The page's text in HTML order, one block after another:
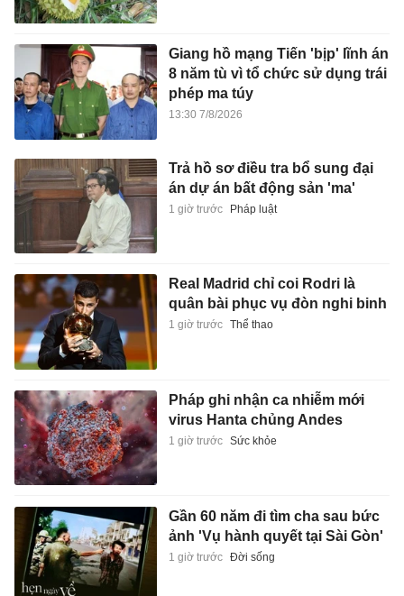
Giang hồ mạng Tiến 'bịp' lĩnh án
8 năm tù vì tổ chức sử dụng trái
phép ma túy
13:30 7/8/2026
Trả hồ sơ điều tra bổ sung đại
án dự án bất động sản 'ma'
1 giờ trước Pháp luật
Real Madrid chỉ coi Rodri là
quân bài phục vụ đòn nghi binh
1 giờ trước Thể thao
Pháp ghi nhận ca nhiễm mới
virus Hanta chủng Andes
1 giờ trước Sức khỏe
Gần 60 năm đi tìm cha sau bức
ảnh 'Vụ hành quyết tại Sài Gòn'
1 giờ trước Đời sống